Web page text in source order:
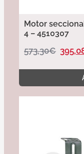
Motor
4 – 4510307
573,30€